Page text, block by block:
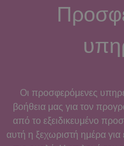
Οι προσφερόμενες
βοήθεια μας για τον
από το εξειδικευμένο
αυτή η ξεχωριστή ημέρα